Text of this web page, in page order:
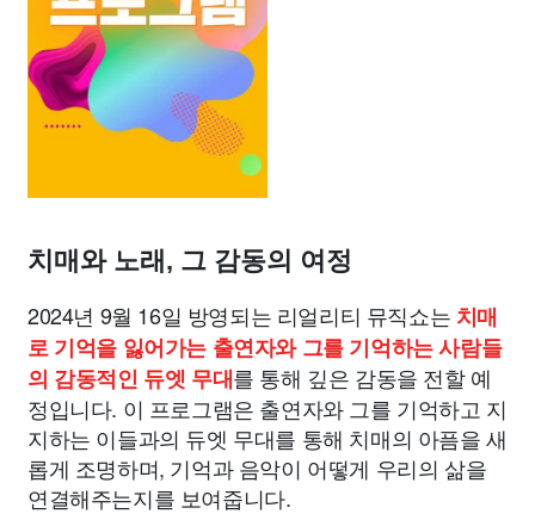
치매와 노래, 그 감동의 여정
2024년 9월 16일 방영되는 리얼리티 뮤직쇼는 치매
로 기억을 잃어가는 출연자와 그를 기억하는 사람들
의 감동적인 듀엣 무대를 통해 깊은 감동을 전할 예
정입니다. 이 프로그램은 출연자와 그를 기억하고 지
지하는 이들과의 듀엣 무대를 통해 치매의 아픔을 새
롭게 조명하며, 기억과 음악이 어떻게 우리의 삶을
연결해주는지를 보여줍니다.